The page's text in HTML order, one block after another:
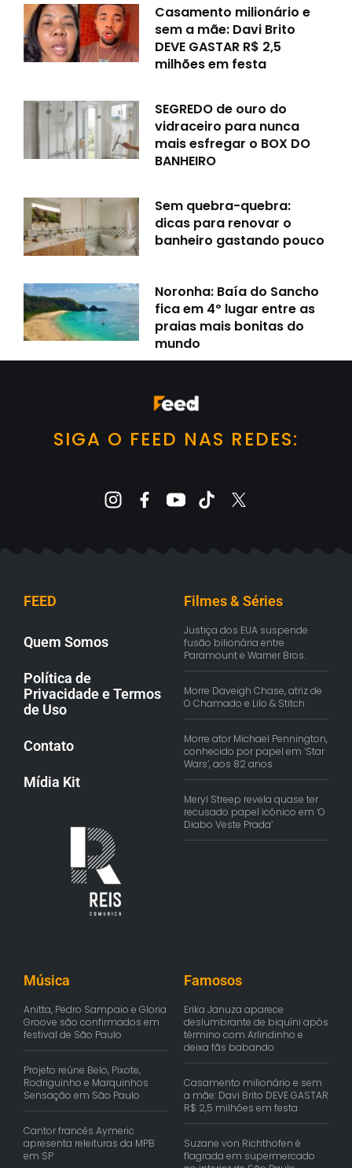
Casamento milionário e
sem a mãe: Davi Brito
DEVE GASTAR R$ 2,5
milhões em festa
SEGREDO de ouro do
vidraceiro para nunca
mais esfregar o BOX DO
BANHEIRO
Sem quebra-quebra:
dicas para renovar o
banheiro gastando pouco
Noronha: Baía do Sancho
fica em 4º lugar entre as
praias mais bonitas do
mundo
SIGA O FEED NAS REDES:
FEED
Quem Somos
Política de
Privacidade e Termos
de Uso
Contato
Mídia Kit
Filmes & Séries
Justiça dos EUA suspende
fusão bilionária entre
Paramount e Warner Bros.
Morre Daveigh Chase, atriz de
O Chamado e Lilo & Stitch
Morre ator Michael Pennington,
conhecido por papel em ‘Star
Wars’, aos 82 anos
Meryl Streep revela quase ter
recusado papel icônico em ‘O
Diabo Veste Prada’
Música
Anitta, Pedro Sampaio e Gloria
Groove são confirmados em
festival de São Paulo
Projeto reúne Belo, Pixote,
Rodriguinho e Marquinhos
Sensação em São Paulo
Cantor francês Aymeric
apresenta releituras da MPB
em SP
Famosos
Erika Januza aparece
deslumbrante de biquíni após
término com Arlindinho e
deixa fãs babando
Casamento milionário e sem
a mãe: Davi Brito DEVE GASTAR
R$ 2,5 milhões em festa
Suzane von Richthofen é
flagrada em supermercado